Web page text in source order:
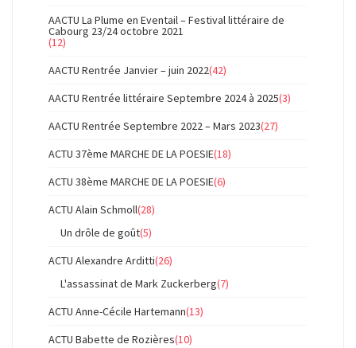
AACTU La Plume en Eventail – Festival littéraire de
Cabourg 23/24 octobre 2021
(12)
AACTU Rentrée Janvier – juin 2022(42)
AACTU Rentrée littéraire Septembre 2024 à 2025(3)
AACTU Rentrée Septembre 2022 – Mars 2023(27)
ACTU 37ème MARCHE DE LA POESIE(18)
ACTU 38ème MARCHE DE LA POESIE(6)
ACTU Alain Schmoll(28)
Un drôle de goût(5)
ACTU Alexandre Arditti(26)
L'assassinat de Mark Zuckerberg(7)
ACTU Anne-Cécile Hartemann(13)
ACTU Babette de Rozières(10)